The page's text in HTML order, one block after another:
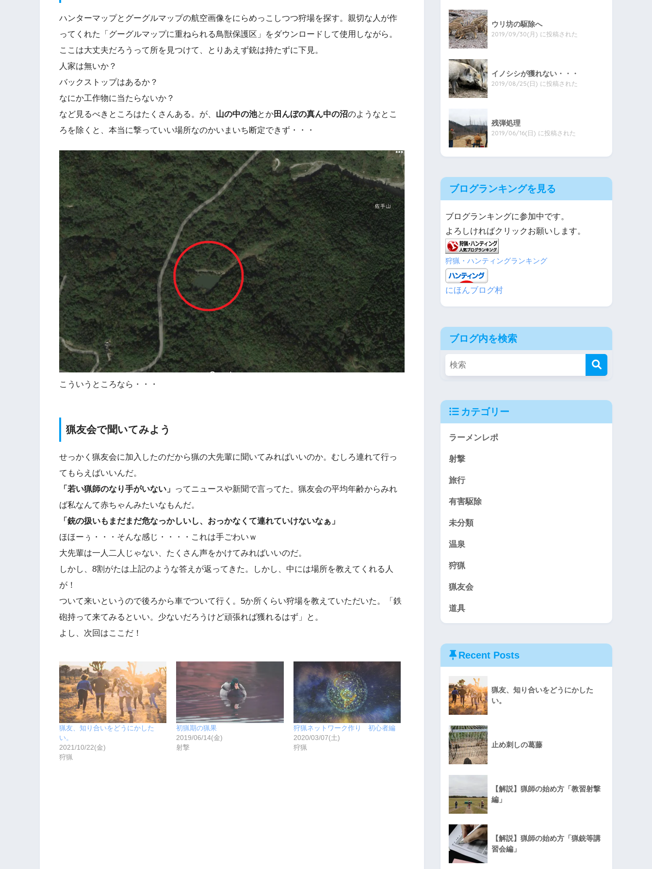
ハンターマップとグーグルマップの航空画像をにらめっこしつつ狩場を探す。親切な人が作
ってくれた「グーグルマップに重ねられる鳥獣保護区」をダウンロードして使用しながら。
ここは大丈夫だろうって所を見つけて、とりあえず銃は持たずに下見。
人家は無いか？
バックストップはあるか？
なにか工作物に当たらないか？
など見るべきところはたくさんある。が、 山の中の池とか田んぼの真ん中の沼のようなとこ
ろを除くと、本当に撃っていい場所なのかいまいち断定できず・・・
こういうところなら・・・
猟友会で聞いてみよう
せっかく猟友会に加入したのだから猟の大先輩に聞いてみればいいのか。むしろ連れて行っ
てもらえばいいんだ。
「若い猟師のなり手がいない」 ってニュースや新聞で言ってた。猟友会の平均年齢からみれ
ば私なんて赤ちゃんみたいなもんだ。
「銃の扱いもまだまだ危なっかしいし、おっかなくて連れていけないなぁ」
ほほーぅ・・・そんな感じ・・・・これは手ごわいｗ
大先輩は一人二人じゃない、たくさん声をかけてみればいいのだ。
しかし、8割がたは上記のような答えが返ってきた。しかし、中には場所を教えてくれる人
が！
ついて来いというので後ろから車でついて行く。5か所くらい狩場を教えていただいた。「鉄
砲持って来てみるといい。少ないだろうけど頑張れば獲れるはず」と。
よし、次回はここだ！
猟友、知り合いをどうにかした
い。
2021/10/22(金)
狩猟
初猟期の猟果
2019/06/14(金)
射撃
狩猟ネットワーク作り 初心者編
2020/03/07(土)
狩猟
ウリ坊の駆除へ
2019/09/30(月) に投稿された
イノシシが獲れない・・・
2019/08/25(日) に投稿された
残弾処理
2019/06/16(日) に投稿された
ブログランキングを見る
ブログランキングに参加中です。
よろしければクリックお願いします。
狩猟・ハンティングランキング
にほんブログ村
ブログ内を検索
カテゴリー
ラーメンレポ
射撃
旅行
有害駆除
未分類
温泉
狩猟
猟友会
道具
Recent Posts
猟友、知り合いをどうにかした
い。
止め刺しの葛藤
【解説】猟師の始め方「教習射撃
編」
【解説】猟師の始め方「猟銃等講
習会編」